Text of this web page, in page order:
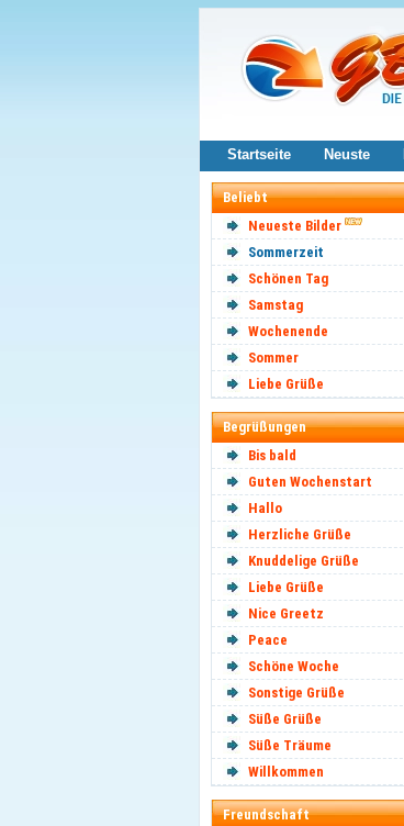
Startseite Neuste
Beliebt
Neueste Bilder
Sommerzeit
Schönen Tag
Samstag
Wochenende
Sommer
Liebe Grüße
Begrüßungen
Bis bald
Guten Wochenstart
Hallo
Herzliche Grüße
Knuddelige Grüße
Liebe Grüße
Nice Greetz
Peace
Schöne Woche
Sonstige Grüße
Süße Grüße
Süße Träume
Willkommen
Freundschaft